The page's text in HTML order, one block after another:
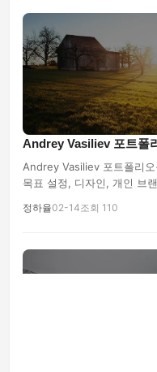
Andrey Vasiliev 포트폴
Andrey Vasiliev 포트폴리
목표 설정, 디자인, 개인 브
정하율02-14조회 110